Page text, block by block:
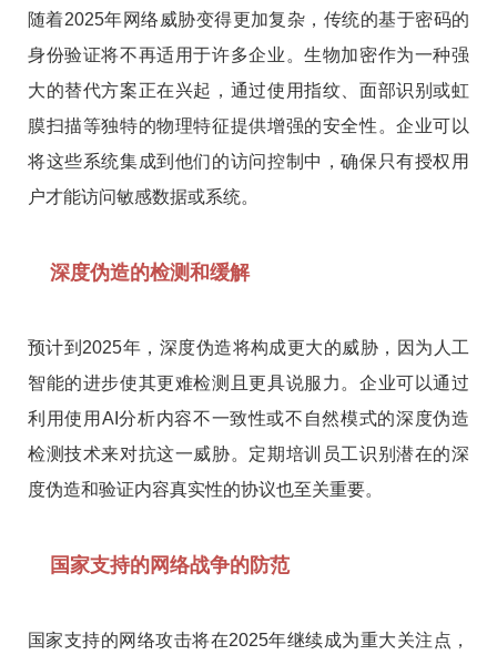
随着2025年网络威胁变得更加复杂，传统的基于密码的
身份验证将不再适用于许多企业。生物加密作为一种强
大的替代方案正在兴起，通过使用指纹、面部识别或虹
膜扫描等独特的物理特征提供增强的安全性。企业可以
将这些系统集成到他们的访问控制中，确保只有授权用
户才能访问敏感数据或系统。
深度伪造的检测和缓解
预计到2025年，深度伪造将构成更大的威胁，因为人工
智能的进步使其更难检测且更具说服力。企业可以通过
利用使用AI分析内容不一致性或不自然模式的深度伪造
检测技术来对抗这一威胁。定期培训员工识别潜在的深
度伪造和验证内容真实性的协议也至关重要。
国家支持的网络战争的防范
国家支持的网络攻击将在2025年继续成为重大关注点，